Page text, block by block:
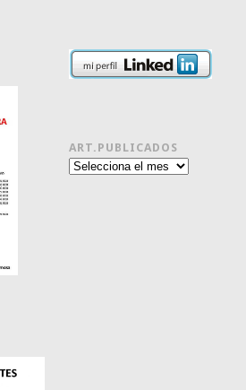
ART.PUBLICADOS
Art.publicados